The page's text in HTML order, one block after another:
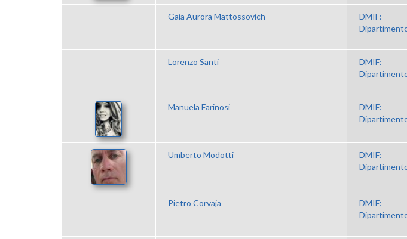
Gaia Aurora Mattossovich
DMIF:
Lorenzo Santi
DMIF:
Manuela Farinosi
DMIF:
Umberto Modotti
DMIF:
Pietro Corvaja
DMIF: